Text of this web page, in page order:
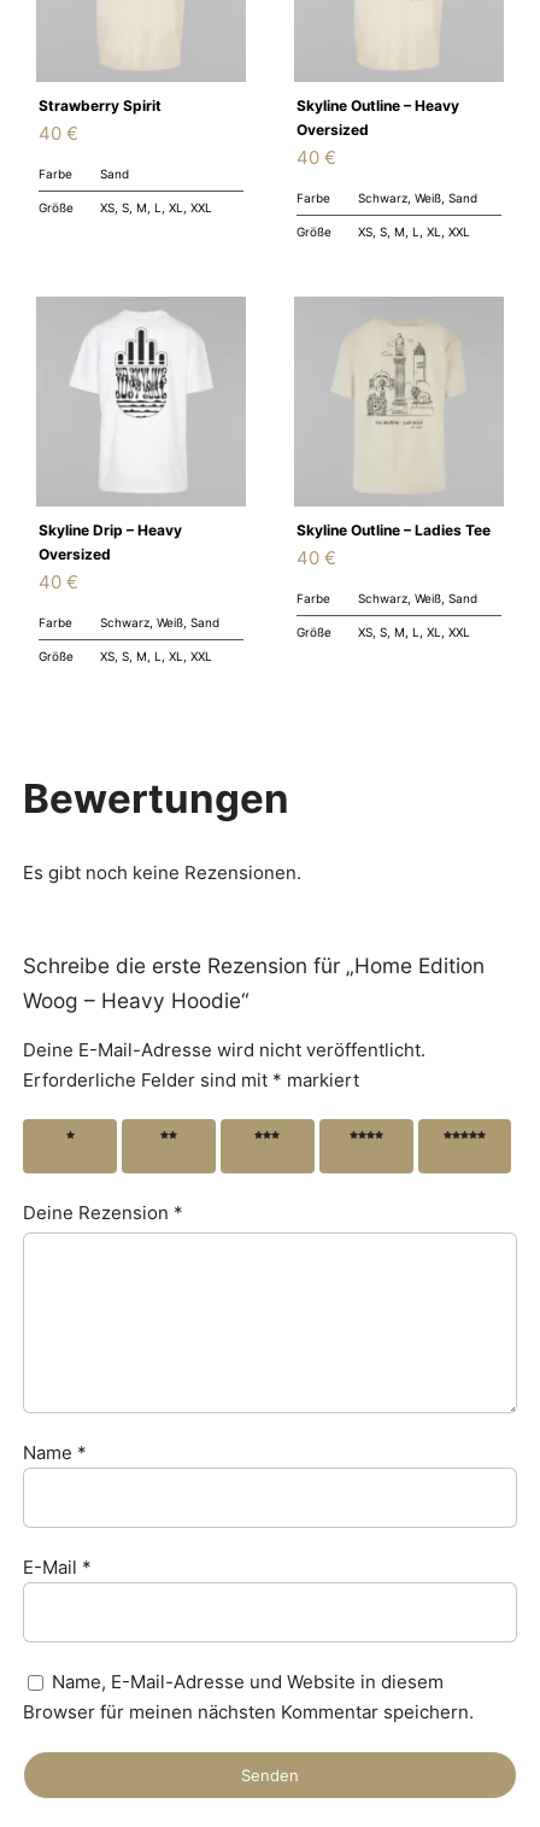
Strawberry Spirit
40 €
Farbe Sand
Größe XS, S, M, L, XL, XXL
Skyline Outline – Heavy
Oversized
40 €
Farbe Schwarz, Weiß, Sand
Größe XS, S, M, L, XL, XXL
Skyline Drip – Heavy
Oversized
40 €
Farbe Schwarz, Weiß, Sand
Größe XS, S, M, L, XL, XXL
Skyline Outline – Ladies Tee
40 €
Farbe Schwarz, Weiß, Sand
Größe XS, S, M, L, XL, XXL
Bewertungen
Es gibt noch keine Rezensionen.
Schreibe die erste Rezension für „Home Edition
Woog – Heavy Hoodie“
Deine E-Mail-Adresse wird nicht veröffentlicht.
Erforderliche Felder sind mit * markiert
1 von 2 von 3 von 4 von 5 von
Deine Rezension *
Name *
E-Mail *
Name, E-Mail-Adresse und Website in diesem
Browser für meinen nächsten Kommentar speichern.